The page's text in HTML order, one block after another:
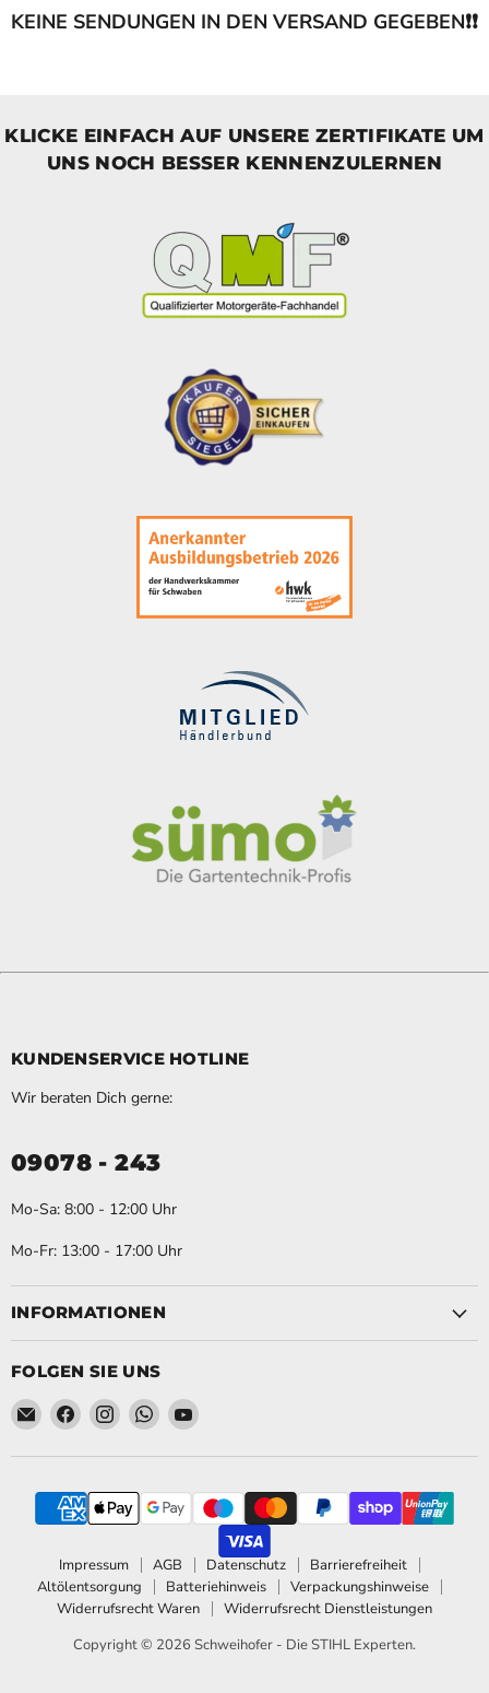
KEINE SENDUNGEN IN DEN VERSAND GEGEBEN❗❗
KLICKE EINFACH AUF UNSERE ZERTIFIKATE UM
UNS NOCH BESSER KENNENZULERNEN
KUNDENSERVICE HOTLINE
Wir beraten Dich gerne:
09078 - 243
Mo-Sa: 8:00 - 12:00 Uhr
Mo-Fr: 13:00 - 17:00 Uhr
INFORMATIONEN
FOLGEN SIE UNS
Email Schweihofer - Die STIHL Experten.
Finden Sie uns auf Facebook
Finden Sie uns auf Instagram
Finden Sie uns auf WhatsApp
Finden Sie uns auf YouTube
Impressum AGB Datenschutz
Barrierefreiheit
Altölentsorgung
Batteriehinweis
Verpackungshinweise
Widerrufsrecht Waren
Widerrufsrecht Dienstleistungen
Copyright © 2026 Schweihofer - Die STIHL Experten.